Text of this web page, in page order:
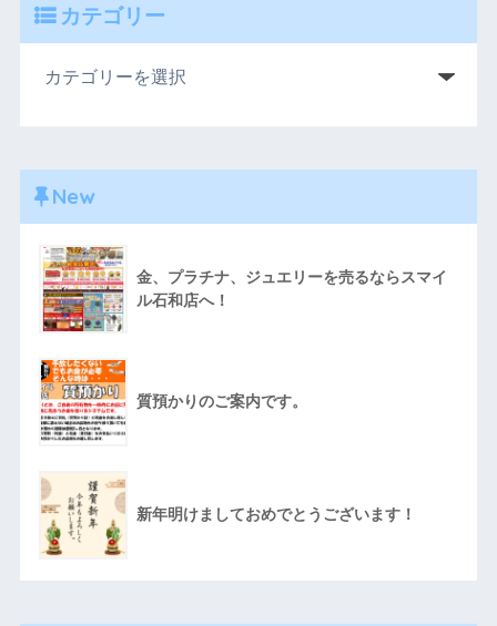
カテゴリー
New
金、プラチナ、ジュエリーを売るならスマイ
ル石和店へ！
質預かりのご案内です。
新年明けましておめでとうございます！